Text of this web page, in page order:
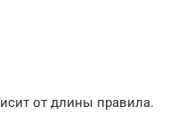
от длины правила.